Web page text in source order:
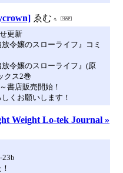
ゑむ
更新
令嬢のスローライフ』コミ
放令嬢のスローライフ』(原
クス2巻
書店販売開始！
くお願いします！
Weight Lo-tek Journal »
23b